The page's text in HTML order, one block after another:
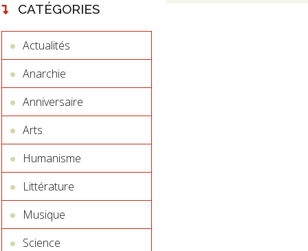
CATÉGORIES
Actualités
Anarchie
Anniversaire
Arts
Humanisme
Littérature
Musique
Science